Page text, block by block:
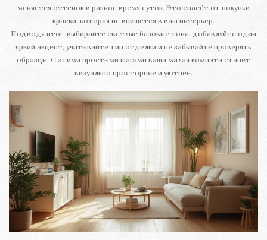
меняется оттенок в разное время суток. Это спасёт от покупки
краски, которая не впишется в ваш интерьер.
Подводя итог: выбирайте светлые базовые тона, добавляйте один
яркий акцент, учитывайте тип отделки и не забывайте проверять
образцы. С этими простыми шагами ваша малая комната станет
визуально просторнее и уютнее.